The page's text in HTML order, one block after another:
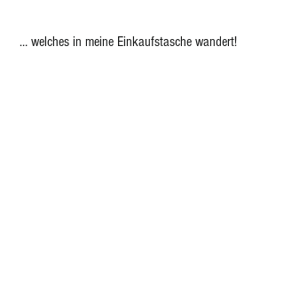
… welches in meine Einkaufstasche wandert!